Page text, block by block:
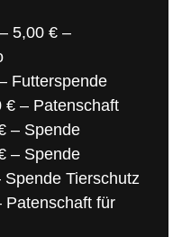
5,00 € –
Futterspende
€ – Patenschaft
– Spende
– Spende
Tierschutz
Patenschaft für